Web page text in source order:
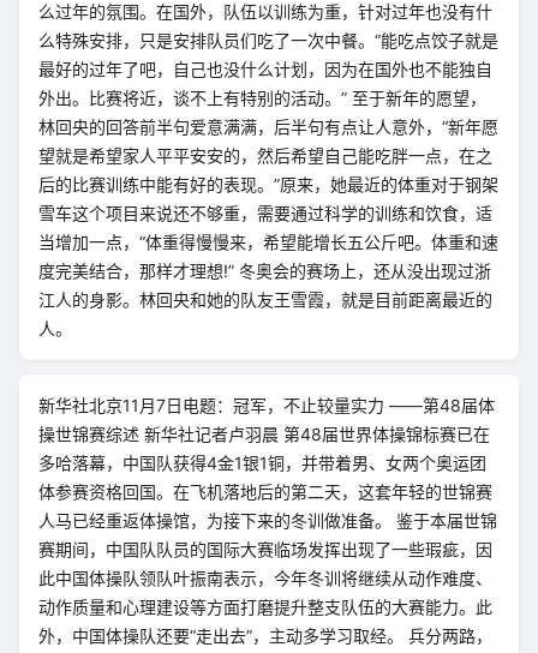
么过年的氛围。在国外，队伍以训练为重，针对过年也没有什
么特殊安排，只是安排队员们吃了一次中餐。“能吃点饺子就是
最好的过年了吧，自己也没什么计划，因为在国外也不能独自
外出。比赛将近，谈不上有特别的活动。” 至于新年的愿望，
林回央的回答前半句爱意满满，后半句有点让人意外，“新年愿
望就是希望家人平平安安的，然后希望自己能吃胖一点，在之
后的比赛训练中能有好的表现。”原来，她最近的体重对于钢架
雪车这个项目来说还不够重，需要通过科学的训练和饮食，适
当增加一点，“体重得慢慢来，希望能增长五公斤吧。体重和速
度完美结合，那样才理想!” 冬奥会的赛场上，还从没出现过浙
江人的身影。林回央和她的队友王雪霞，就是目前距离最近的
人。
新华社北京11月7日电题：冠军，不止较量实力 ——第48届体
操世锦赛综述 新华社记者卢羽晨 第48届世界体操锦标赛已在
多哈落幕，中国队获得4金1银1铜，并带着男、女两个奥运团
体参赛资格回国。在飞机落地后的第二天，这套年轻的世锦赛
人马已经重返体操馆，为接下来的冬训做准备。 鉴于本届世锦
赛期间，中国队队员的国际大赛临场发挥出现了一些瑕疵，因
此中国体操队领队叶振南表示，今年冬训将继续从动作难度、
动作质量和心理建设等方面打磨提升整支队伍的大赛能力。此
外，中国体操队还要“走出去”，主动多学习取经。 兵分两路，